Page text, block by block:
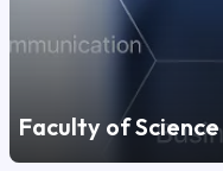
Faculty of